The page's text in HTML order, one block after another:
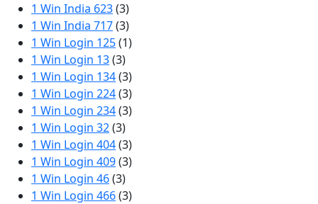
1 Win India 623(3)
1 Win India 717(3)
1 Win Login 125(1)
1 Win Login 13(3)
1 Win Login 134(3)
1 Win Login 224(3)
1 Win Login 234(3)
1 Win Login 32(3)
1 Win Login 404(3)
1 Win Login 409(3)
1 Win Login 46(3)
1 Win Login 466(3)